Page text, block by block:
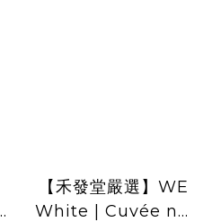
【禾發堂嚴選】WE
White | Cuvée no.